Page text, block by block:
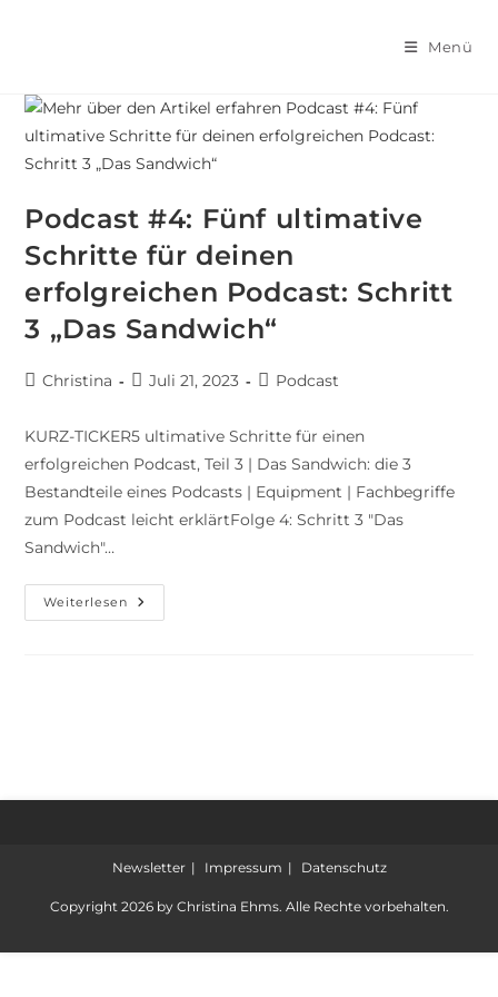
Menü
Podcast #4: Fünf ultimative
Schritte für deinen
erfolgreichen Podcast: Schritt
3 „Das Sandwich“
Christina Juli 21, 2023 Podcast
KURZ-TICKER5 ultimative Schritte für einen
erfolgreichen Podcast, Teil 3 | Das Sandwich: die 3
Bestandteile eines Podcasts | Equipment | Fachbegriffe
zum Podcast leicht erklärtFolge 4: Schritt 3 "Das
Sandwich"…
Weiterlesen
Newsletter Impressum Datenschutz
Copyright 2026 by Christina Ehms. Alle Rechte vorbehalten.